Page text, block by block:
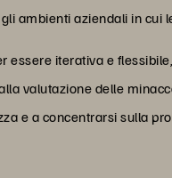
ambienti aziendali in cui
essere iterativa e
valutazione delle
e a concentrarsi sulla